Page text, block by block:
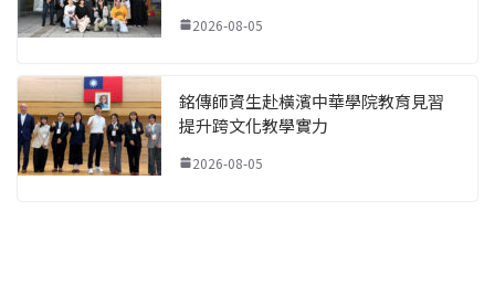
2026-08-05
銘傳師資生赴橫濱中華學院教育見習
提升跨文化教學實力
2026-08-05